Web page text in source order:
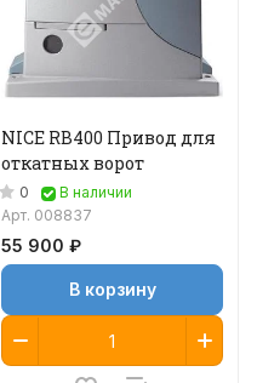
NICE RB400 Привод для
откатных ворот
0
В наличии
Арт. 008837
55 900 ₽
В корзину